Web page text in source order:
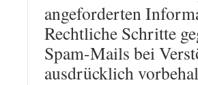
angeforderten
Rechtliche Schritte
Spam-Mails bei
ausdrücklich